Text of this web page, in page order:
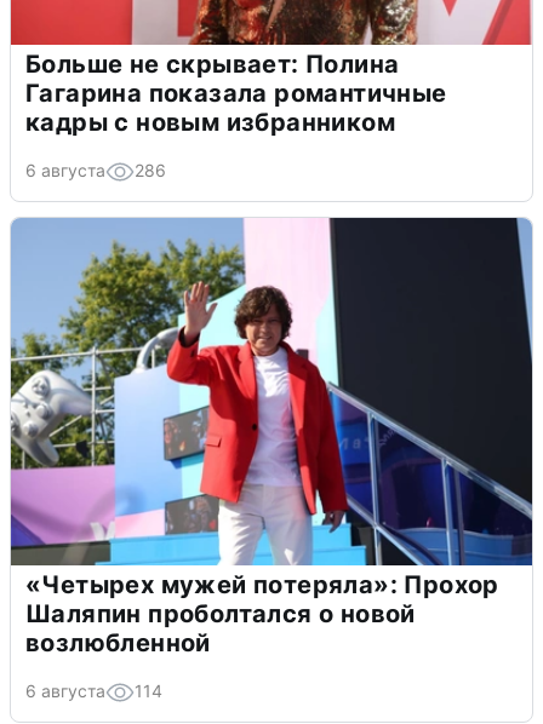
Больше не скрывает: Полина
Гагарина показала романтичные
кадры с новым избранником
6 августа 286
«Четырех мужей потеряла»: Прохор
Шаляпин проболтался о новой
возлюбленной
6 августа 114